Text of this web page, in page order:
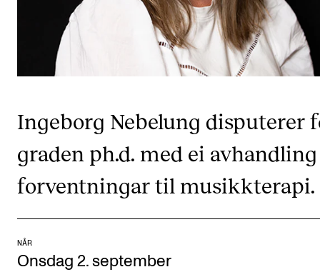
Utvikling av studieplaner og kurs
Digitale ressurser for undervisning
Studentenes psykososiale læringsmiljø
FORSKNING OG UTVIKLINGSARBEID
Om FoU på NMH
For ph.d.-programmet i musikkforskning
Ingeborg Nebelung disputerer
graden ph.d. med ei
forventningar til musikkterapi.
NÅR
Onsdag 2. september